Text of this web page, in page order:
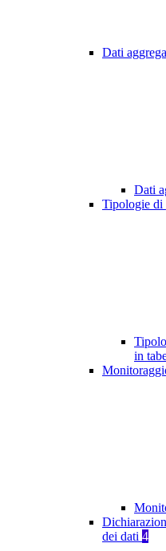
Dati
Dati
Tipologie di
in
dei dati 4